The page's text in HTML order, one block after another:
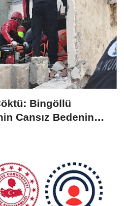
Bingöllü
Cansız Bedenine